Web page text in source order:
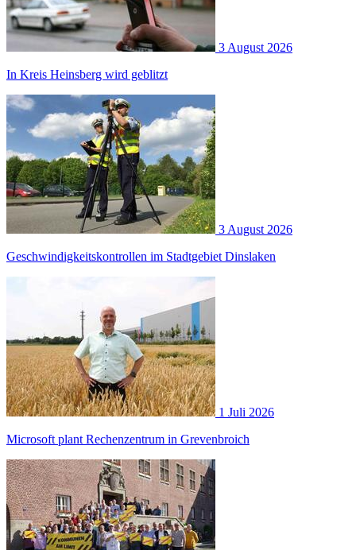
3 August 2026
In Kreis Heinsberg wird geblitzt
3 August 2026
Geschwindigkeitskontrollen im Stadtgebiet Dinslaken
1 Juli 2026
Microsoft plant Rechenzentrum in Grevenbroich